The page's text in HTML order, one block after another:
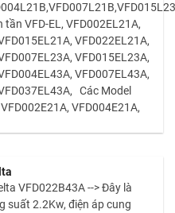
VFD-EL, VFD002EL21A,
VFD022EL21A,
VFD015EL23A,
VFD007EL43A,
Các Model
VFD004E21A,
VFD022B43A --> Đây là
suất 2.2Kw, điện áp cung